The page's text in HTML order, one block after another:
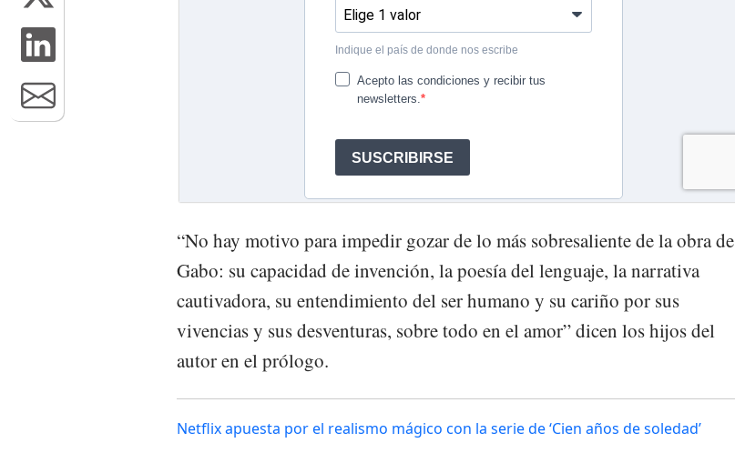
“No hay motivo para impedir gozar de lo más sobresaliente de la obra de
Gabo: su capacidad de invención, la poesía del lenguaje, la narrativa
cautivadora, su entendimiento del ser humano y su cariño por sus
vivencias y sus desventuras, sobre todo en el amor” dicen los hijos del
autor en el prólogo.
Netflix apuesta por el realismo mágico con la serie de ‘Cien años de soledad’